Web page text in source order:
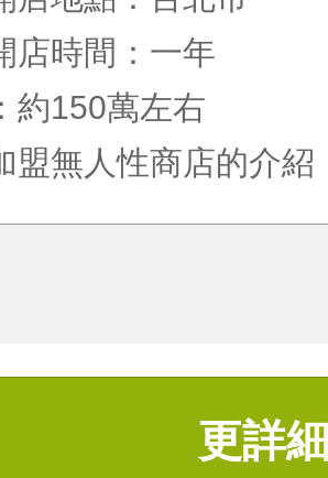
店時間：一年
約150萬左右
盟無人性商店的介紹
更詳